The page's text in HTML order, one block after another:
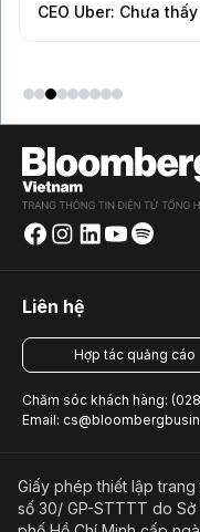
CEO Uber: Chưa
Liên hệ
Hợp tác quảng cáo
Chăm sóc khách hàng:
Email:
Giấy phép thiết lập
số 30/ GP-STTTT do